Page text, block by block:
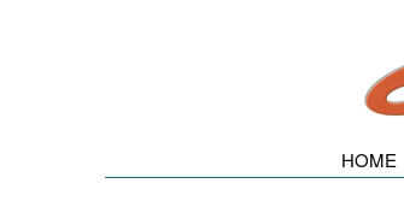
HOME